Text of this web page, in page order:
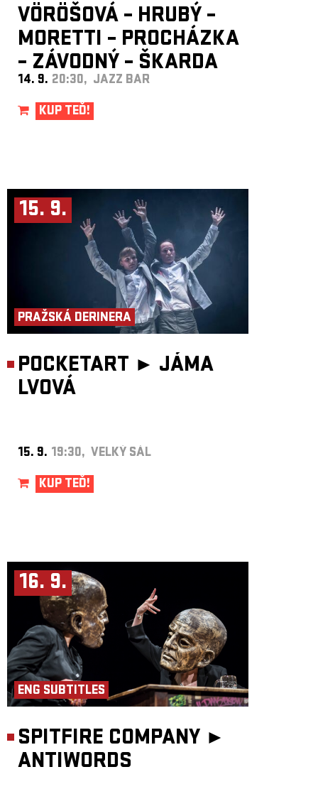
VÖRÖŠOVÁ – HRUBÝ –
MORETTI – PROCHÁZKA
– ZÁVODNÝ – ŠKARDA
14. 9. 20:30, JAZZ BAR
KUP TEĎ!
15. 9.
PRAŽSKÁ DERINERA
POCKETART ► JÁMA
LVOVÁ
15. 9. 19:30, VELKÝ SÁL
KUP TEĎ!
16. 9.
ENG SUBTITLES
SPITFIRE COMPANY ►
ANTIWORDS